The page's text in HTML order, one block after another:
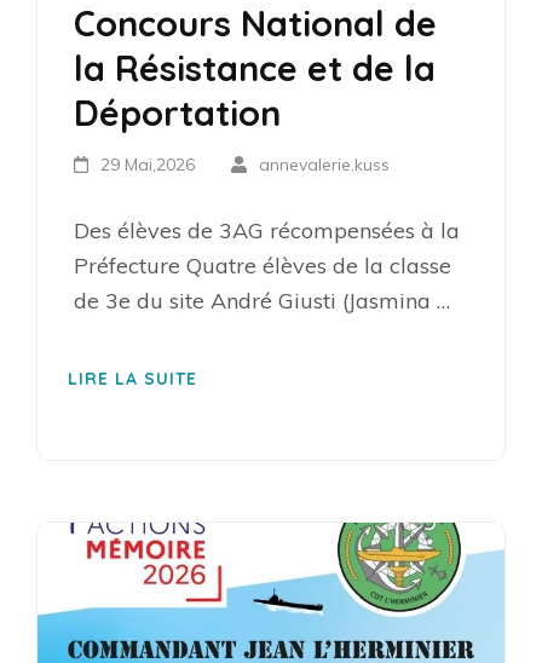
Concours National de
la Résistance et de la
Déportation
29 Mai,2026 annevalerie.kuss
Des élèves de 3AG récompensées à la
Préfecture Quatre élèves de la classe
de 3e du site André Giusti (Jasmina …
LIRE LA SUITE